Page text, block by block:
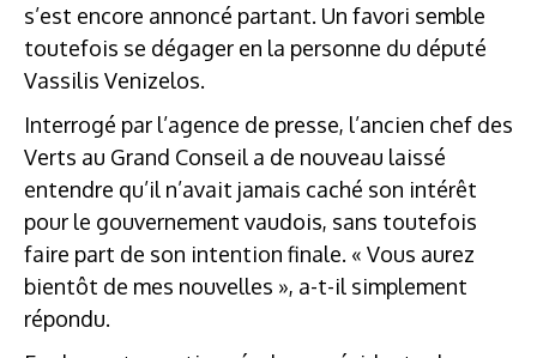
s’est encore annoncé partant. Un favori semble
toutefois se dégager en la personne du député
Vassilis Venizelos.
Interrogé par l’agence de presse, l’ancien chef des
Verts au Grand Conseil a de nouveau laissé
entendre qu’il n’avait jamais caché son intérêt
pour le gouvernement vaudois, sans toutefois
faire part de son intention finale. « Vous aurez
bientôt de mes nouvelles », a-t-il simplement
répondu.